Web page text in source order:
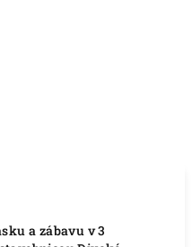
a zábavu v 3